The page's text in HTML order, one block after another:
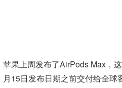
苹果上周发布了AirPods Max，
月15日发布日期之前交付给全球